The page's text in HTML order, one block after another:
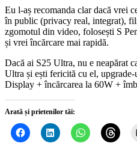
Eu l-aș recomanda clar dacă vrei
în public (privacy real, integrat),
zgomotul din video, folosești S
și vrei încărcare mai rapidă.
Dacă ai S25 Ultra, nu e neapărat
Ultra și ești fericită cu el,
Display + încărcarea la 60W +
Arată și prietenilor tăi: